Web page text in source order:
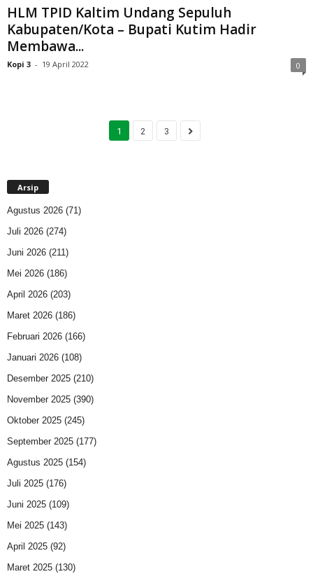
HLM TPID Kaltim Undang Sepuluh
Kabupaten/Kota – Bupati Kutim Hadir
Membawa...
Kopi 3 - 19 April 2022 0
1 2 3
Arsip
Agustus 2026 (71)
Juli 2026 (274)
Juni 2026 (211)
Mei 2026 (186)
April 2026 (203)
Maret 2026 (186)
Februari 2026 (166)
Januari 2026 (108)
Desember 2025 (210)
November 2025 (390)
Oktober 2025 (245)
September 2025 (177)
Agustus 2025 (154)
Juli 2025 (176)
Juni 2025 (109)
Mei 2025 (143)
April 2025 (92)
Maret 2025 (130)